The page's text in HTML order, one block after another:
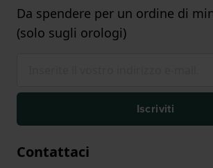
Da spendere per un ordine di
(solo sugli orologi)
Iscriviti
Contattaci